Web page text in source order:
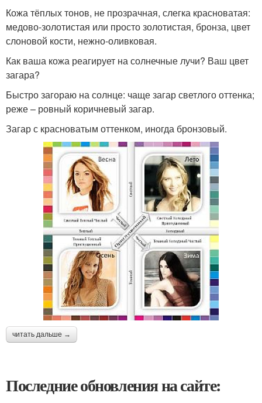
Кожа тёплых тонов, не прозрачная, слегка красноватая:
медово-золотистая или просто золотистая, бронза, цвет
слоновой кости, нежно-оливковая.
Как ваша кожа реагирует на солнечные лучи? Ваш цвет
загара?
Быстро загораю на солнце: чаще загар светлого оттенка;
реже – ровный коричневый загар.
Загар с красноватым оттенком, иногда бронзовый.
читать дальше →
Последние обновления на сайте: